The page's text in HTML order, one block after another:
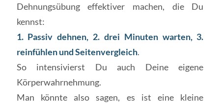
Dehnungsübung effektiver machen, die Du
kennst:
1. Passiv dehnen, 2. drei Minuten warten, 3.
reinfühlen und Seitenvergleich.
So intensivierst Du auch Deine eigene
Körperwahrnehmung.
Man könnte also sagen, es ist eine kleine